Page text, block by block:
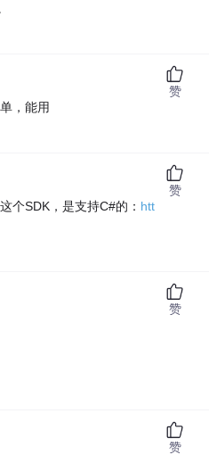
，能用
赞
个SDK，是支持C#的： htt
赞
赞
赞